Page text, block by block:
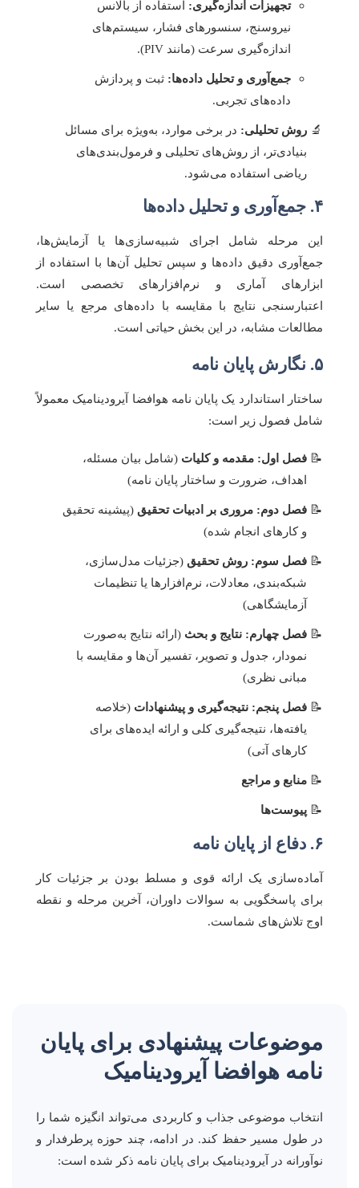
تجهیزات اندازه‌گیری: استفاده از بالانس
نیروسنج، سنسورهای فشار، سیستم‌های
اندازه‌گیری سرعت (مانند PIV).
جمع‌آوری و تحلیل داده‌ها: ثبت و پردازش
داده‌های تجربی.
روش تحلیلی: در برخی موارد، به‌ویژه برای مسائل
بنیادی‌تر، از روش‌های تحلیلی و فرمول‌بندی‌های
ریاضی استفاده می‌شود.
۴. جمع‌آوری و تحلیل داده‌ها
این مرحله شامل اجرای شبیه‌سازی‌ها یا آزمایش‌ها،
جمع‌آوری دقیق داده‌ها و سپس تحلیل آن‌ها با استفاده از
ابزارهای آماری و نرم‌افزارهای تخصصی است.
اعتبارسنجی نتایج با مقایسه با داده‌های مرجع یا سایر
مطالعات مشابه، در این بخش حیاتی است.
۵. نگارش پایان نامه
ساختار استاندارد یک پایان نامه هوافضا آیرودینامیک معمولاً
شامل فصول زیر است:
فصل اول: مقدمه و کلیات (شامل بیان مسئله،
اهداف، ضرورت و ساختار پایان نامه)
فصل دوم: مروری بر ادبیات تحقیق (پیشینه تحقیق
و کارهای انجام شده)
فصل سوم: روش تحقیق (جزئیات مدل‌سازی،
شبکه‌بندی، معادلات، نرم‌افزارها یا تنظیمات
آزمایشگاهی)
فصل چهارم: نتایج و بحث (ارائه نتایج به‌صورت
نمودار، جدول و تصویر، تفسیر آن‌ها و مقایسه با
مبانی نظری)
فصل پنجم: نتیجه‌گیری و پیشنهادات (خلاصه
یافته‌ها، نتیجه‌گیری کلی و ارائه ایده‌های برای
کارهای آتی)
منابع و مراجع
پیوست‌ها
۶. دفاع از پایان نامه
آماده‌سازی یک ارائه قوی و مسلط بودن بر جزئیات کار
برای پاسخگویی به سوالات داوران، آخرین مرحله و نقطه
اوج تلاش‌های شماست.
موضوعات پیشنهادی برای پایان
نامه هوافضا آیرودینامیک
انتخاب موضوعی جذاب و کاربردی می‌تواند انگیزه شما را
در طول مسیر حفظ کند. در ادامه، چند حوزه پرطرفدار و
نوآورانه در آیرودینامیک برای پایان نامه ذکر شده است: